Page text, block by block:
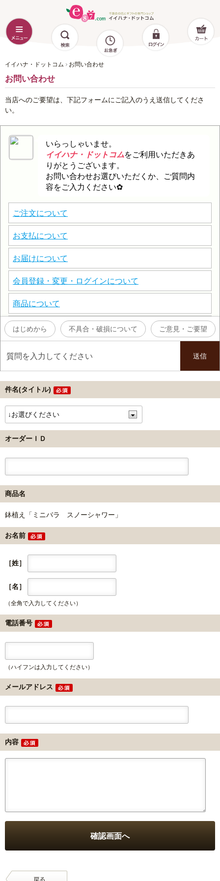
イイハナ・ドットコム お問い合わせ
お問い合わせ
当店へのご要望は、下記フォームにご記入のうえ送信してくださ
い。
件名(タイトル)
オーダーＩＤ
商品名
鉢植え「ミニバラ スノーシャワー」
お名前
［姓］
［名］
（全角で入力してください）
電話番号
（ハイフンは入力してください）
メールアドレス
内容